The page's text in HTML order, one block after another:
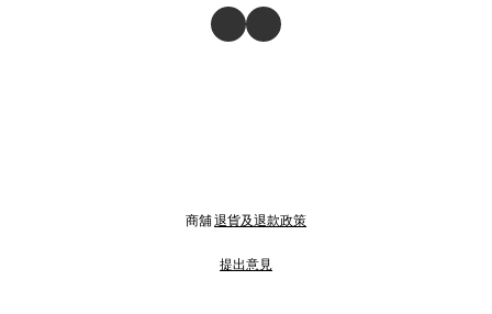
商舖退貨及退款政策
提出意見